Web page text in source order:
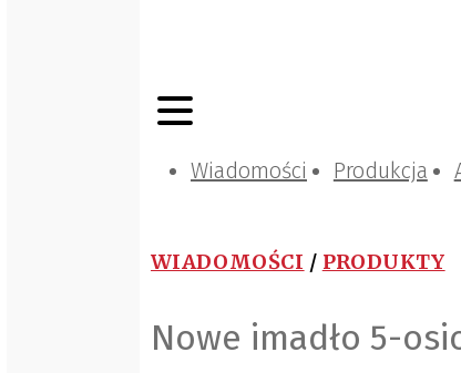
Wiadomości Produkcja
WIADOMOŚCI / PRODUKTY
Nowe imadło 5-